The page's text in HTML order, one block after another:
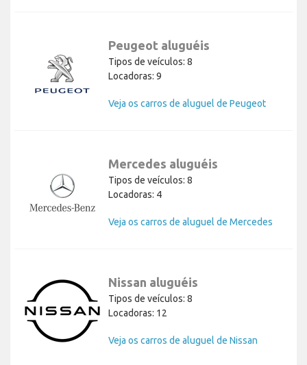
Peugeot aluguéis
Tipos de veículos: 8
Locadoras: 9
Veja os carros de aluguel de Peugeot
Mercedes aluguéis
Tipos de veículos: 8
Locadoras: 4
Veja os carros de aluguel de Mercedes
Nissan aluguéis
Tipos de veículos: 8
Locadoras: 12
Veja os carros de aluguel de Nissan